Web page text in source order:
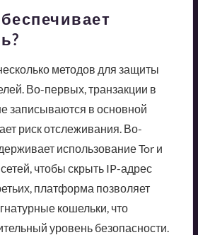
методов для защиты
Во-первых, транзакции в
записываются в основной
риск отслеживания. Во-
использование Tor и
чтобы скрыть IP-адрес
платформа позволяет
кошельки, что
уровень безопасности.